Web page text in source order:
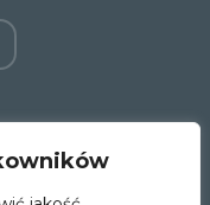
i Mazur.